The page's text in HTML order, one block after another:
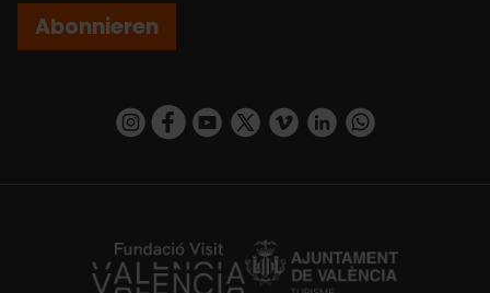
Abonnieren
https://www.instagram.com/visit_valencia/
https://www.facebook.com/
https://www.youtube.com/user/
https://twitter.com/_VivaValencia
https://vimeo.com/
https://www.linkedin.com/company/turismo-valencia/https://api.whatsapp.com/send/
https://fundacion.visitvalencia.com/